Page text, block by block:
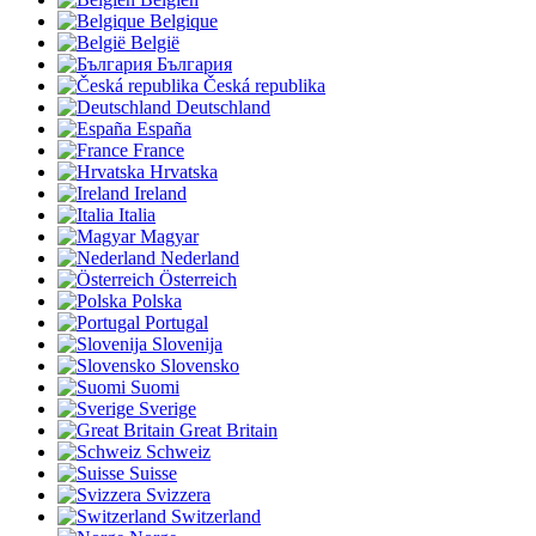
Belgique
België
България
Česká republika
Deutschland
España
France
Hrvatska
Ireland
Italia
Magyar
Nederland
Österreich
Polska
Portugal
Slovenija
Slovensko
Suomi
Sverige
Great Britain
Schweiz
Suisse
Svizzera
Switzerland